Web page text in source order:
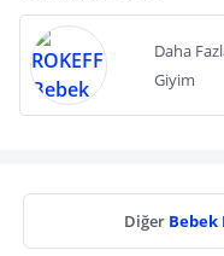
Daha
Giyim
Diğer Bebek